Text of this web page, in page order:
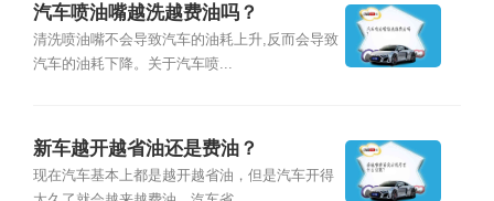
汽车喷油嘴越洗越费油吗？
清洗喷油嘴不会导致汽车的油耗上升,反而会导致
汽车的油耗下降。关于汽车喷...
新车越开越省油还是费油？
现在汽车基本上都是越开越省油，但是汽车开得